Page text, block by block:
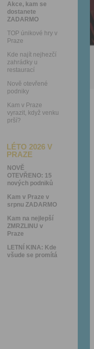
Akce, kam se
dostanete
ZADARMO
TOP únikové hry v
Praze
Kde najít nejhezčí
zahrádky u
restaurací
Nově otevřené
podniky
Kam v Praze
vyrazit, když venku
prší?
LÉTO 2026 V
PRAZE
NOVĚ
OTEVŘENO: 15
nových podniků
Kam v Praze v
srpnu ZADARMO
Kam na nejlepší
ZMRZLINU v
Praze
LETNÍ KINA: Kde
všude se promítá